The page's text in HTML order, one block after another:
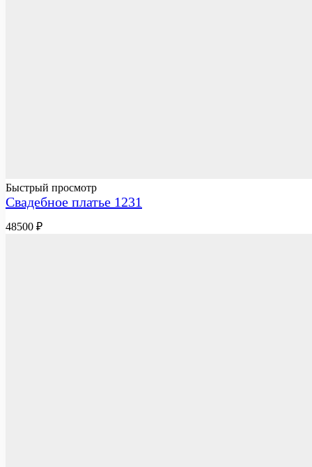
Быстрый просмотр
Свадебное платье 1231
48500 ₽